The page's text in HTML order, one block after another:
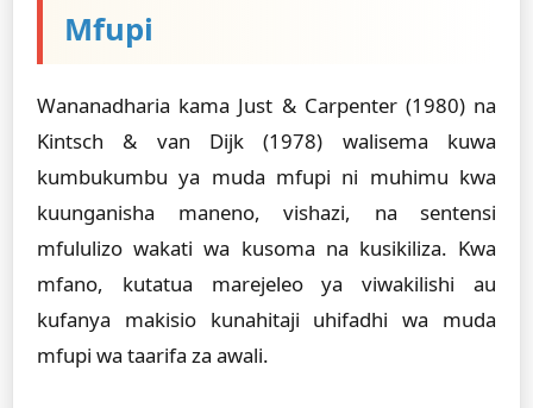
Mfupi
Wananadharia kama Just & Carpenter (1980) na
Kintsch & van Dijk (1978) walisema kuwa
kumbukumbu ya muda mfupi ni muhimu kwa
kuunganisha maneno, vishazi, na sentensi
mfululizo wakati wa kusoma na kusikiliza. Kwa
mfano, kutatua marejeleo ya viwakilishi au
kufanya makisio kunahitaji uhifadhi wa muda
mfupi wa taarifa za awali.